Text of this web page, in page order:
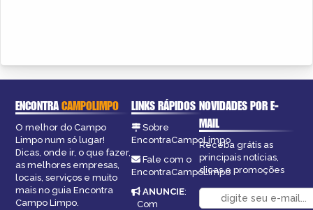
ENCONTRACAMPOLIMPO
O melhor do Campo
Limpo num só lugar!
Dicas, onde ir, o que fazer,
as melhores empresas,
locais, serviços e muito
mais no guia Encontra
Campo Limpo.
LINKS RÁPIDOS
Sobre
EncontraCampoLimpo
Fale com o
EncontraCampoLimpo
ANUNCIE:
Com
NOVIDADES POR E-
MAIL
Receba grátis as
principais notícias,
dicas e promoções